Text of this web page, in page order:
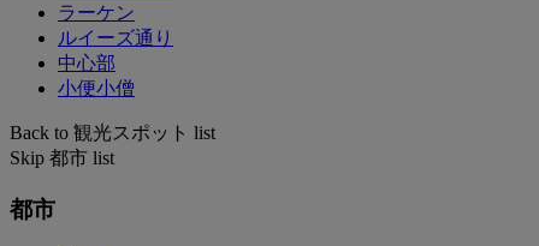
ラーケン
ルイーズ通り
中心部
小便小僧
Back to 観光スポット list
Skip 都市 list
都市